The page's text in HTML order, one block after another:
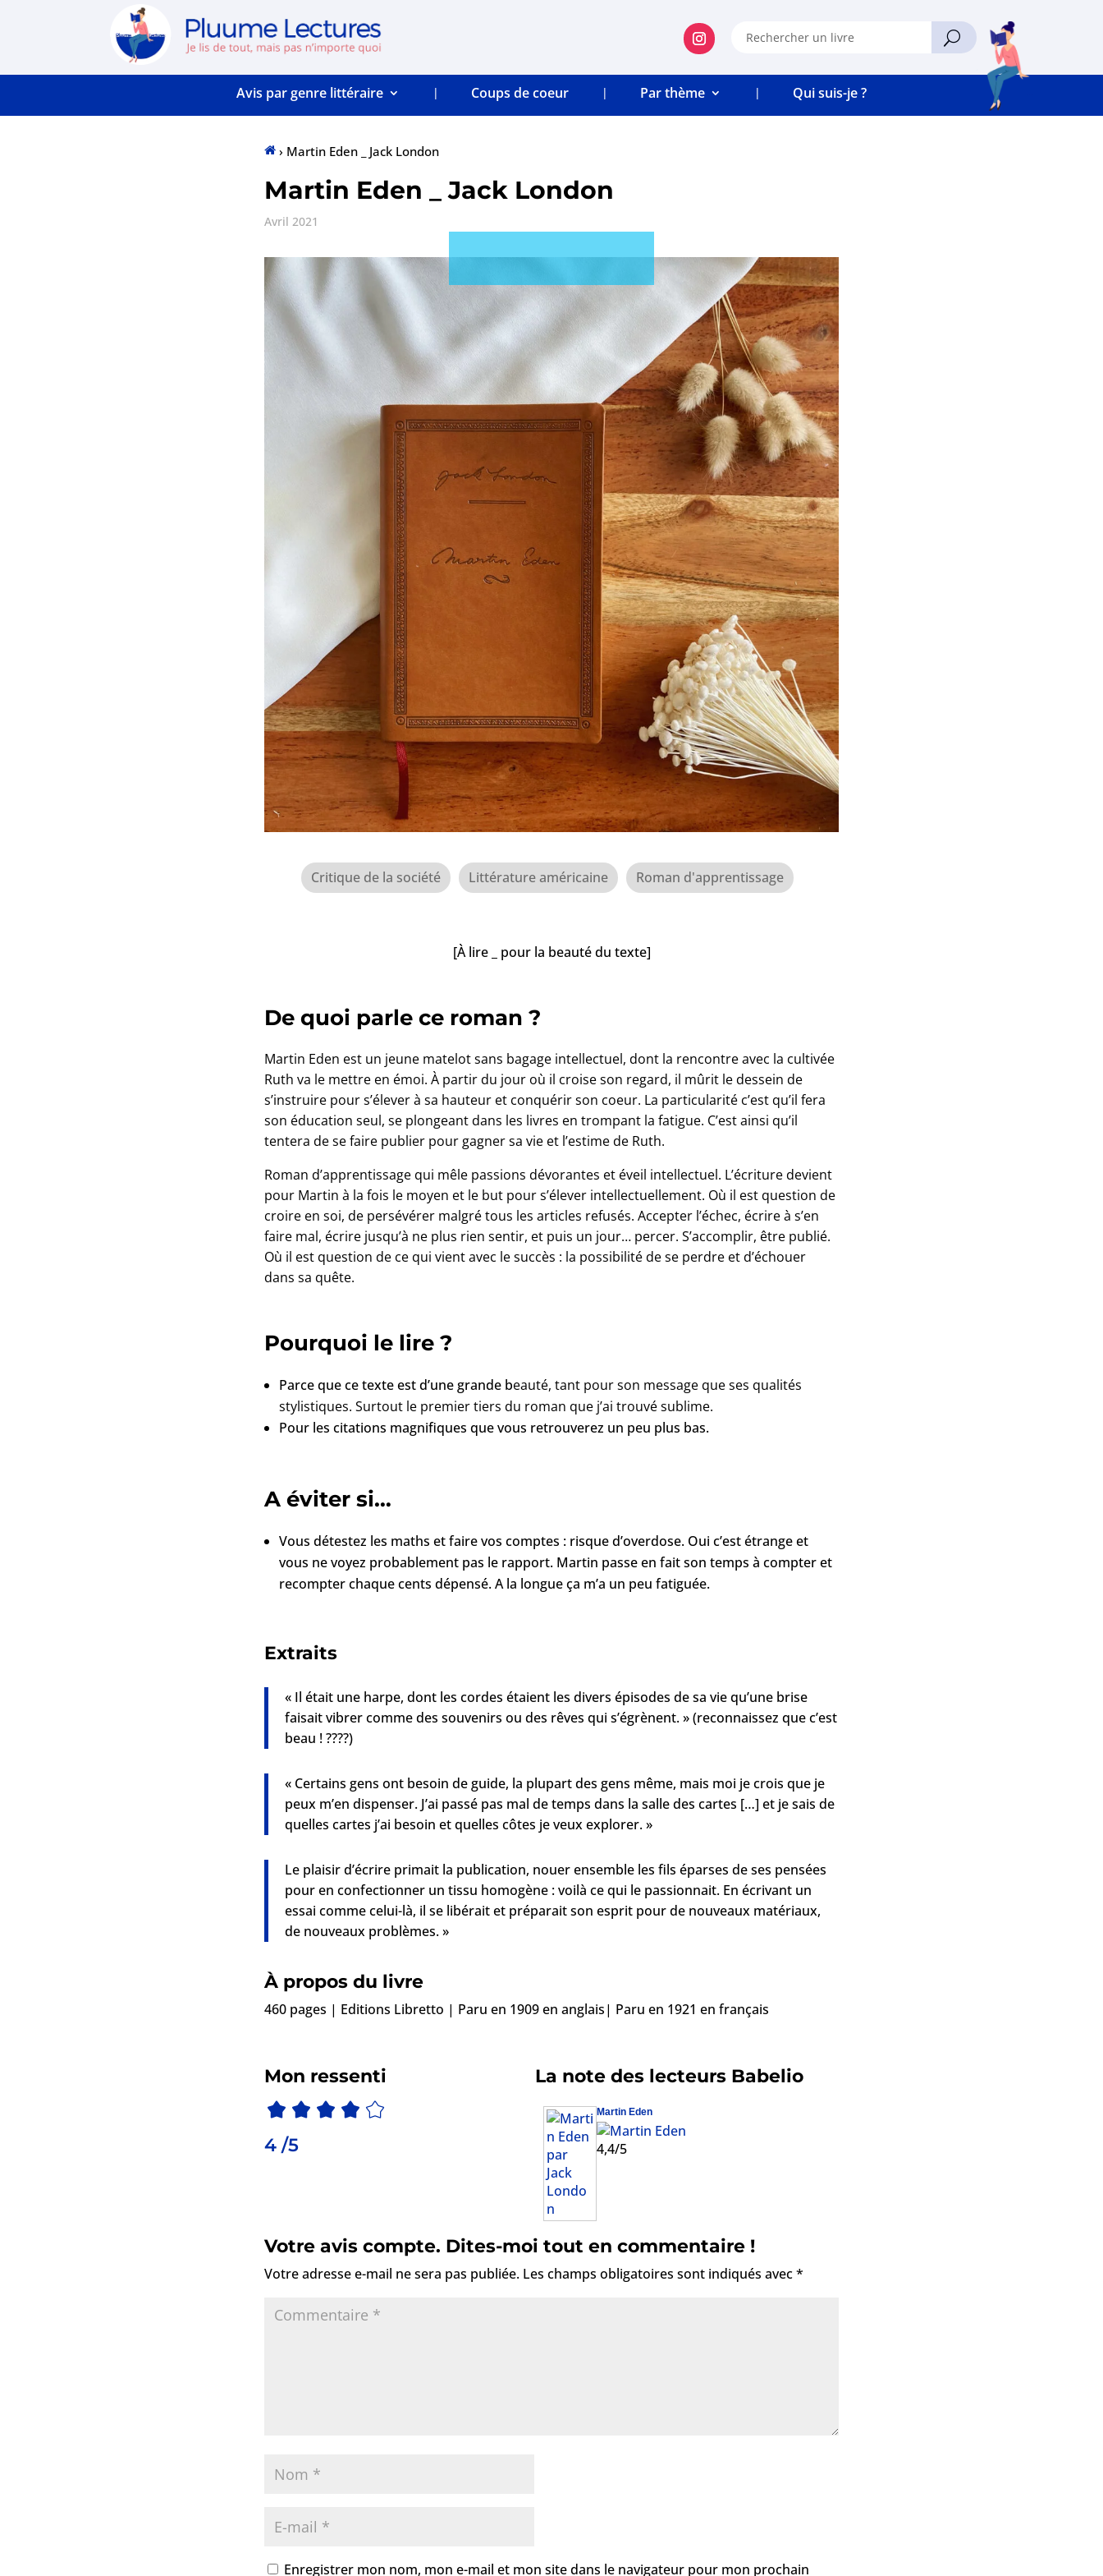
Avis par genre littéraire Coups de coeur Par thème Qui suis-je ?
Accueil
› Martin Eden _ Jack London
Martin Eden _ Jack London
Avril 2021
Critique de la société Littérature américaine Roman d'apprentissage
[À lire _ pour la beauté du texte]
De quoi parle ce roman ?
Martin Eden est un jeune matelot sans bagage intellectuel, dont la rencontre avec la cultivée
Ruth va le mettre en émoi. À partir du jour où il croise son regard, il mûrit le dessein de
s’instruire pour s’élever à sa hauteur et conquérir son coeur. La particularité c’est qu’il fera
son éducation seul, se plongeant dans les livres en trompant la fatigue. C’est ainsi qu’il
tentera de se faire publier pour gagner sa vie et l’estime de Ruth.
Roman d’apprentissage qui mêle passions dévorantes et éveil intellectuel. L’écriture devient
pour Martin à la fois le moyen et le but pour s’élever intellectuellement. Où il est question de
croire en soi, de persévérer malgré tous les articles refusés. Accepter l’échec, écrire à s’en
faire mal, écrire jusqu’à ne plus rien sentir, et puis un jour… percer. S’accomplir, être publié.
Où il est question de ce qui vient avec le succès : la possibilité de se perdre et d’échouer
dans sa quête.
Pourquoi le lire ?
Parce que ce texte est d’une grande beauté, tant pour son message que ses qualités
stylistiques. Surtout le premier tiers du roman que j’ai trouvé sublime.
Pour les citations magnifiques que vous retrouverez un peu plus bas.
A éviter si…
Vous détestez les maths et faire vos comptes : risque d’overdose. Oui c’est étrange et
vous ne voyez probablement pas le rapport. Martin passe en fait son temps à compter et
recompter chaque cents dépensé. A la longue ça m’a un peu fatiguée.
Extraits
« Il était une harpe, dont les cordes étaient les divers épisodes de sa vie qu’une brise
faisait vibrer comme des souvenirs ou des rêves qui s’égrènent. » (reconnaissez que c’est
beau ! ????)
« Certains gens ont besoin de guide, la plupart des gens même, mais moi je crois que je
peux m’en dispenser. J’ai passé pas mal de temps dans la salle des cartes […] et je sais de
quelles cartes j’ai besoin et quelles côtes je veux explorer. »
Le plaisir d’écrire primait la publication, nouer ensemble les fils éparses de ses pensées
pour en confectionner un tissu homogène : voilà ce qui le passionnait. En écrivant un
essai comme celui-là, il se libérait et préparait son esprit pour de nouveaux matériaux,
de nouveaux problèmes. »
À propos du livre
460 pages | Editions Libretto | Paru en 1909 en anglais| Paru en 1921 en français
Mon ressenti
4 /5
La note des lecteurs Babelio
Martin Eden
4,4/5
Votre avis compte. Dites-moi tout en commentaire !
Votre adresse e-mail ne sera pas publiée. Les champs obligatoires sont indiqués avec*
Enregistrer mon nom, mon e-mail et mon site dans le navigateur pour mon prochain